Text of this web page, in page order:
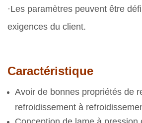
·Les paramètres peuvent être
exigences du client.
Caractéristique
Avoir de bonnes propriétés de
refroidissement à